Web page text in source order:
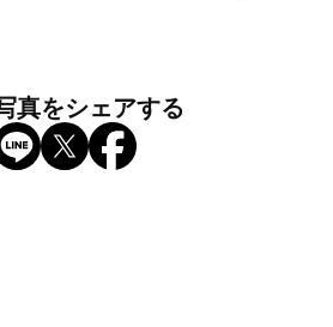
真をシェアする